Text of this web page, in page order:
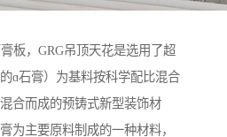
板，GRG吊顶天花是选用了超
ɑ石膏）为基料按科学配比混合
合而成的预铸式新型装饰材
为主要原料制成的一种材料，